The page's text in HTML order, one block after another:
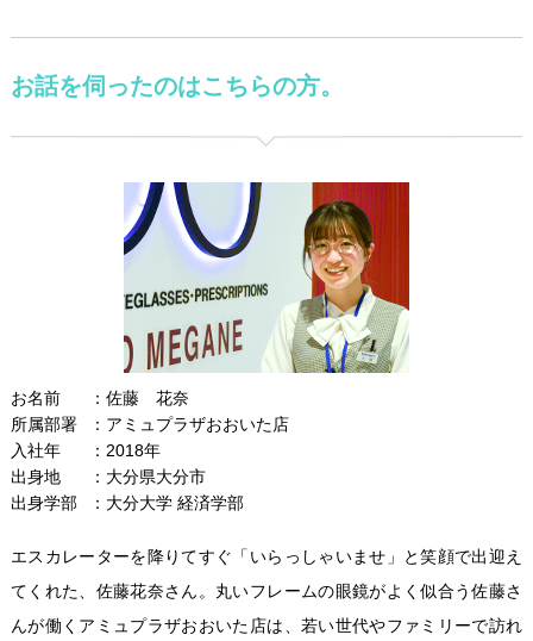
お話を伺ったのはこちらの方。
お名前
佐藤 花奈
所属部署
アミュプラザおおいた店
入社年
2018年
出身地
大分県大分市
出身学部
大分大学 経済学部
エスカレーターを降りてすぐ「いらっしゃいませ」と笑顔で出迎え
てくれた、佐藤花奈さん。丸いフレームの眼鏡がよく似合う佐藤さ
んが働くアミュプラザおおいた店は、若い世代やファミリーで訪れ